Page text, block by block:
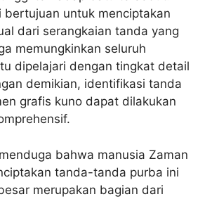
bertujuan untuk menciptakan
dari serangkaian tanda yang
memungkinkan seluruh
dipelajari dengan tingkat detail
demikian, identifikasi tanda
grafis kuno dapat dilakukan
bahwa manusia Zaman
tanda-tanda purba ini
merupakan bagian dari